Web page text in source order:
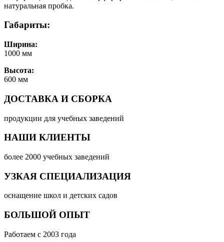
натуральная пробка.
Габариты:
Ширина:
1000 мм
Высота:
600 мм
ДОСТАВКА И СБОРКА
продукции для учебных заведений
НАШИ КЛИЕНТЫ
более 2000 учебных заведений
УЗКАЯ СПЕЦИАЛИЗАЦИЯ
оснащение школ и детских садов
БОЛЬШОЙ ОПЫТ
Работаем с 2003 года